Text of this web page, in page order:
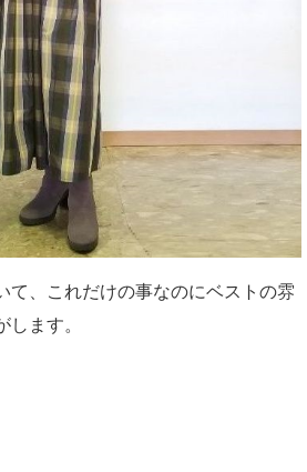
て、これだけの事なのにベストの雰
します。